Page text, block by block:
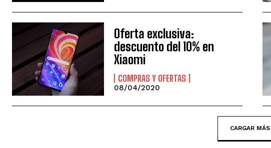
Oferta exclusiva:
descuento del 10% en
Xiaomi
COMPRAS Y OFERTAS
08/04/2020
CARGAR MÁS